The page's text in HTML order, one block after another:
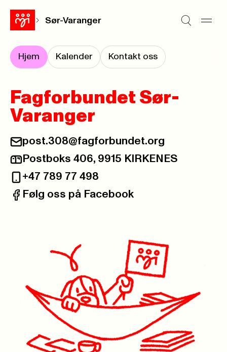
Sør-Varanger
Hjem Kalender Kontakt oss
Fagforbundet Sør-
Varanger
E-post:
post.308@fagforbundet.org
Postadresse:
Postboks 406, 9915 KIRKENES
Telefon:
+47 789 77 498
Facebook:
Følg oss på Facebook